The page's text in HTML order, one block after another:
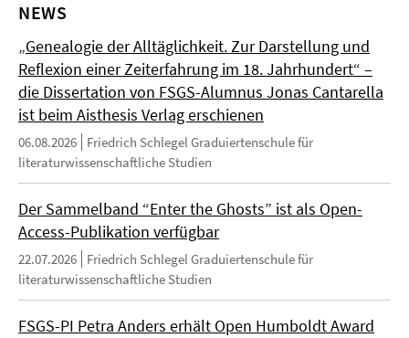
NEWS
„Genealogie der Alltäglichkeit. Zur Darstellung und
Reflexion einer Zeiterfahrung im 18. Jahrhundert“ –
die Dissertation von FSGS-Alumnus Jonas Cantarella
ist beim Aisthesis Verlag erschienen
06.08.2026
Friedrich Schlegel Graduiertenschule für
literaturwissenschaftliche Studien
Der Sammelband “Enter the Ghosts” ist als Open-
Access-Publikation verfügbar
22.07.2026
Friedrich Schlegel Graduiertenschule für
literaturwissenschaftliche Studien
FSGS-PI Petra Anders erhält Open Humboldt Award